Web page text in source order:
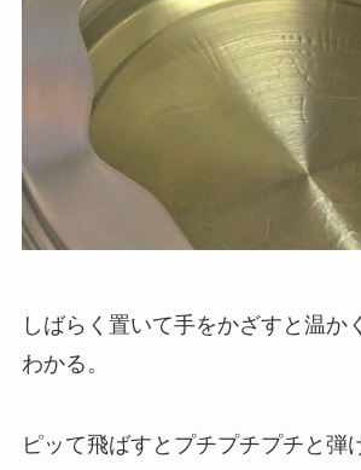
しばらく置いて手をかざすと温か
わかる。
ピッて飛ばすとプチプチプチと弾